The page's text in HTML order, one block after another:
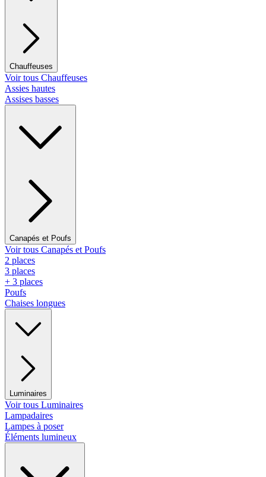
Chauffeuses
Voir tous Chauffeuses
Assies hautes
Assises basses
Canapés et Poufs
Voir tous Canapés et Poufs
2 places
3 places
+ 3 places
Poufs
Chaises longues
Luminaires
Voir tous Luminaires
Lampadaires
Lampes à poser
Éléments lumineux